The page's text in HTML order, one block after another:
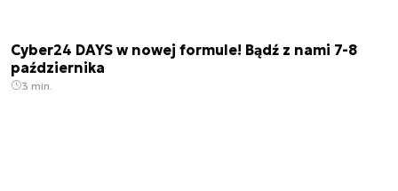
Cyber24 DAYS w nowej formule! Bądź z nami 7-8
października
3 min.